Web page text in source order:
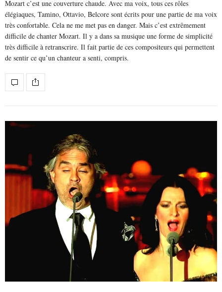
Mozart c’est une couverture chaude. Avec ma voix, tous ces rôles
élégiaques, Tamino, Ottavio, Belcore sont écrits pour une partie de ma voix
très confortable. Cela ne me met pas en danger. Mais c’est extrêmement
difficile de chanter Mozart. Il y a dans sa musique une forme de simplicité
très difficile à retranscrire. Il fait partie de ces compositeurs qui permettent
de sentir ce qu’un chanteur a senti, compris.